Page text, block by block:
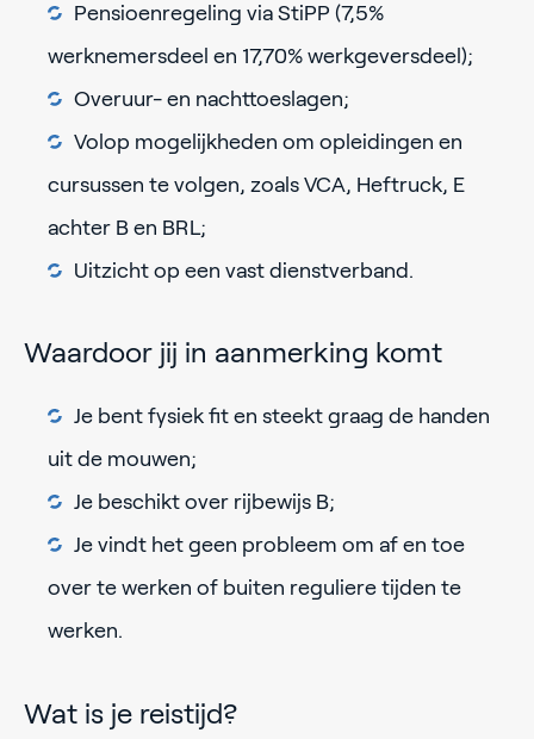
Pensioenregeling via StiPP (7,5%
werknemersdeel en 17,70% werkgeversdeel);
Overuur- en nachttoeslagen;
Volop mogelijkheden om opleidingen en
cursussen te volgen, zoals VCA, Heftruck, E
achter B en BRL;
Uitzicht op een vast dienstverband.
Waardoor jij in aanmerking komt
Je bent fysiek fit en steekt graag de handen
uit de mouwen;
Je beschikt over rijbewijs B;
Je vindt het geen probleem om af en toe
over te werken of buiten reguliere tijden te
werken.
Wat is je reistijd?